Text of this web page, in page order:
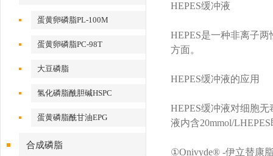
蛋黄卵磷脂PL-100M
蛋黄卵磷脂PC-98T
大豆磷脂
氢化磷脂酰胆碱HSPC
蛋黄磷脂酰甘油EPG
合成磷脂
HEPES缓冲液
HEPES是一种非离子
方面。
HEPES缓冲液的应用
HEPES缓冲液对细胞
液内含20mmol/
①Onivyde® -伊立替康